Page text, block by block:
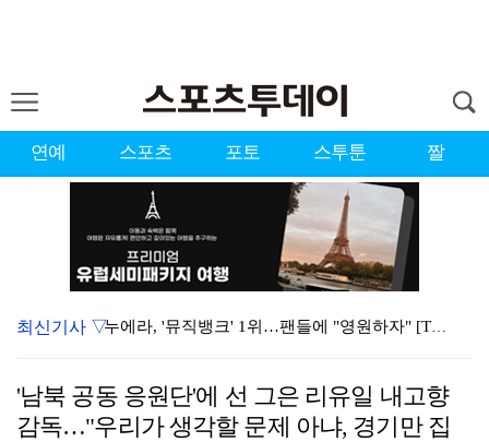
연예 스포츠 포토 스투툰 짤
누에라, '뮤직뱅크' 1위…팬들에 "영원하자" [TV캡…
서장훈 감독 "내 능력 부족" 자책하게 만든 펜타곤과의…
최신기사 ▽
'남북 공동 응원단'에 선 그은 리유일 내고향
감독…"우리가 생각할 문제 아냐, 경기만 집